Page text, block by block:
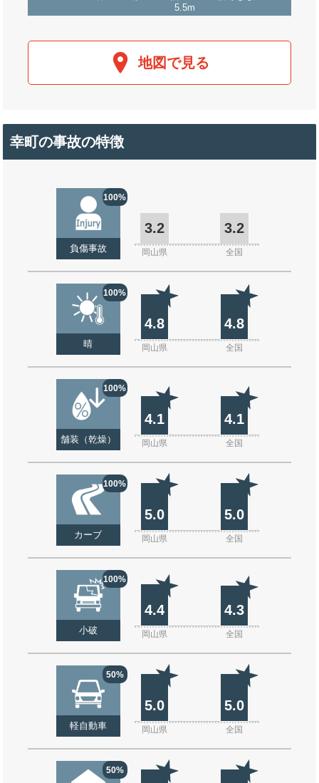
5.5m
地図で見る
幸町の事故の特徴
100%
負傷事故
3.2 3.2
岡山県 全国
100%
晴
4.8 4.8
岡山県 全国
100%
舗装（乾燥）
4.1 4.1
岡山県 全国
100%
カーブ
5.0 5.0
岡山県 全国
100%
小破
4.4 4.3
岡山県 全国
50%
軽自動車
5.0 5.0
岡山県 全国
50%